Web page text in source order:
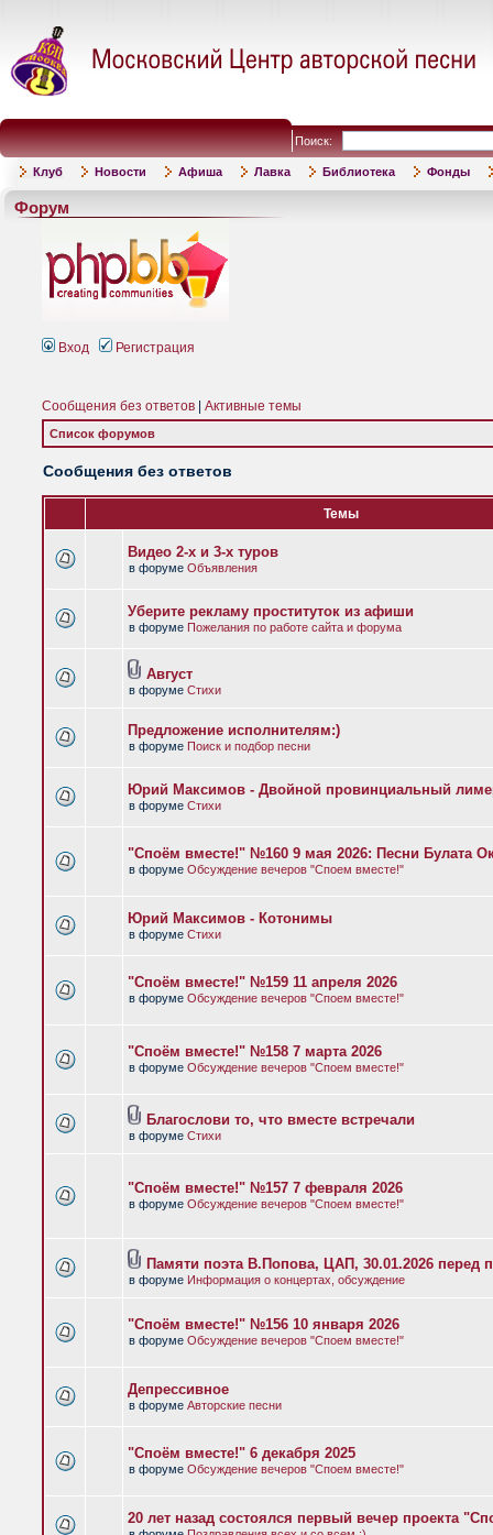
Поиск:
Клуб Новости Афиша Лавка Библиотека Фонды
Форум
Вход Регистрация
Сообщения без ответов Активные темы
Список форумов
Сообщения без ответов
Темы
Видео 2-х и 3-х туров
в форуме Объявления
Уберите рекламу проституток из афиши
в форуме Пожелания по работе сайта и форума
Август
в форуме Стихи
Предложение исполнителям:)
в форуме Поиск и подбор песни
Юрий Максимов - Двойной провинциальный
в форуме Стихи
"Споём вместе!" №160 9 мая 2026: Песни Булата
в форуме Обсуждение вечеров "Споем вместе!"
Юрий Максимов - Котонимы
в форуме Стихи
"Споём вместе!" №159 11 апреля 2026
в форуме Обсуждение вечеров "Споем вместе!"
"Споём вместе!" №158 7 марта 2026
в форуме Обсуждение вечеров "Споем вместе!"
Благослови то, что вместе встречали
в форуме Стихи
"Споём вместе!" №157 7 февраля 2026
в форуме Обсуждение вечеров "Споем вместе!"
Памяти поэта В.Попова, ЦАП, 30.01.2026 перед
в форуме Информация о концертах, обсуждение
"Споём вместе!" №156 10 января 2026
в форуме Обсуждение вечеров "Споем вместе!"
Депрессивное
в форуме Авторские песни
"Споём вместе!" 6 декабря 2025
в форуме Обсуждение вечеров "Споем вместе!"
20 лет назад состоялся первый вечер проекта